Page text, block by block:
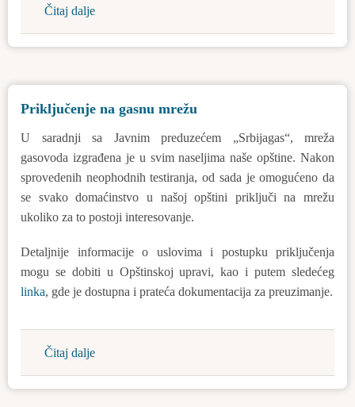
Čitaj dalje
Obaveštenje
o
o
Studiju
uticaja
na
životnu
Priključenje na gasnu mrežu
U saradnji sa Javnim preduzećem „Srbijagas“, mreža
gasovoda izgrađena je u svim naseljima naše opštine. Nakon
sprovedenih neophodnih testiranja, od sada je omogućeno da
se svako domaćinstvo u našoj opštini priključi na mrežu
ukoliko za to postoji interesovanje.
Detaljnije informacije o uslovima i postupku priključenja
mogu se dobiti u Opštinskoj upravi, kao i putem sledećeg
linka, gde je dostupna i prateća dokumentacija za preuzimanje.
Čitaj dalje
Priključenje
na